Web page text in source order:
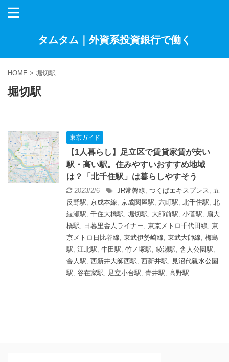
タムタム｜外資系投資銀行で働く
HOME > 堀切駅
堀切駅
東京ガイド
【1人暮らし】足立区で賃貸家賃が安い
駅・高い駅。住みやすいおすすめ地域
は？「北千住駅」は暮らしやすそう
2023/2/6 JR常磐線, つくばエキスプレス, 五
反野駅, 京成本線, 京成関屋駅, 六町駅, 北千住駅, 北
綾瀬駅, 千住大橋駅, 堀切駅, 大師前駅, 小菅駅, 扇大
橋駅, 日暮里舎人ライナー, 東京メトロ千代田線, 東
京メトロ日比谷線, 東武伊勢崎線, 東武大師線, 梅島
駅, 江北駅, 牛田駅, 竹ノ塚駅, 綾瀬駅, 舎人公園駅,
舎人駅, 西新井大師西駅, 西新井駅, 見沼代親水公園
駅, 谷在家駅, 足立小台駅, 青井駅, 高野駅